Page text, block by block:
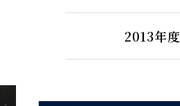
2013年度